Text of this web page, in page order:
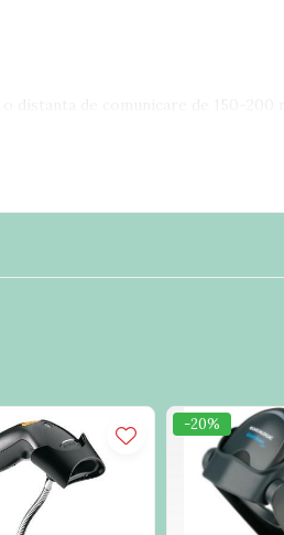
Coda bar, Industrial 2 of 5,
-20%